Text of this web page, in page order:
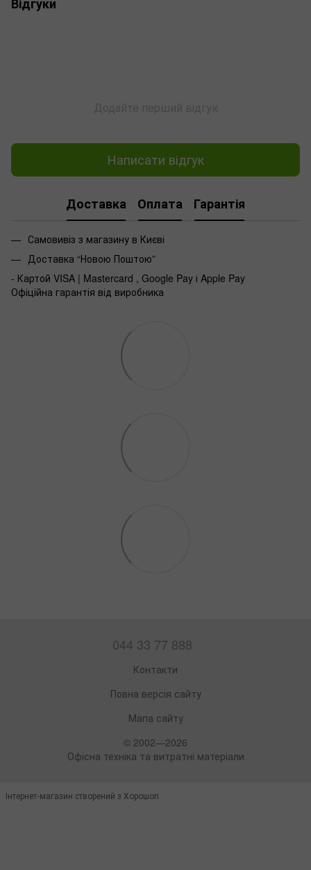
Написати відгук
Доставка Оплата Гарантія
Самовивіз з магазину в Києві
Доставка “Новою Поштою”
- Картой VISA | Mastercard , Google Pay і Apple Pay
Офіційна гарантія від виробника
044 33 77 888
Контакти
Повна версія сайту
Мапа сайту
© 2002—2026
Офісна техніка та витратні матеріали
Інтернет-магазин створений з Хорошоп